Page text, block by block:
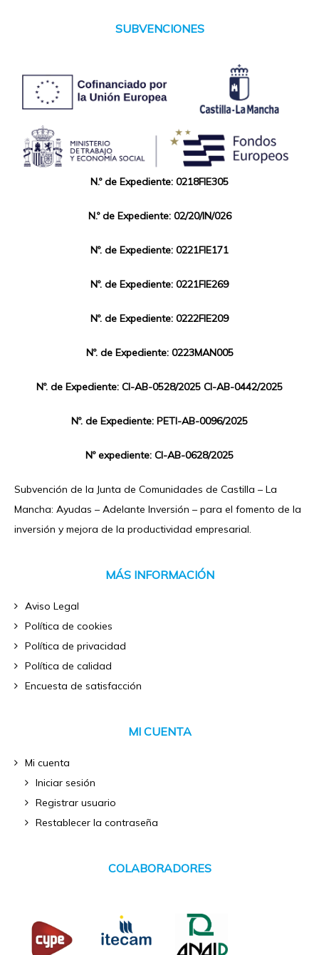
SUBVENCIONES
N.º de Expediente: 0218FIE305
N.º de Expediente: 02/20/IN/026
Nº. de Expediente: 0221FIE171
Nº. de Expediente: 0221FIE269
Nº. de Expediente: 0222FIE209
Nº. de Expediente: 0223MAN005
Nº. de Expediente: CI-AB-0528/2025 CI-AB-0442/2025
Nº. de Expediente: PETI-AB-0096/2025
Nº expediente: CI-AB-0628/2025
Subvención de la Junta de Comunidades de Castilla – La
Mancha: Ayudas – Adelante Inversión – para el fomento de la
inversión y mejora de la productividad empresarial.
MÁS INFORMACIÓN
Aviso Legal
Política de cookies
Política de privacidad
Política de calidad
Encuesta de satisfacción
MI CUENTA
Mi cuenta
Iniciar sesión
Registrar usuario
Restablecer la contraseña
COLABORADORES